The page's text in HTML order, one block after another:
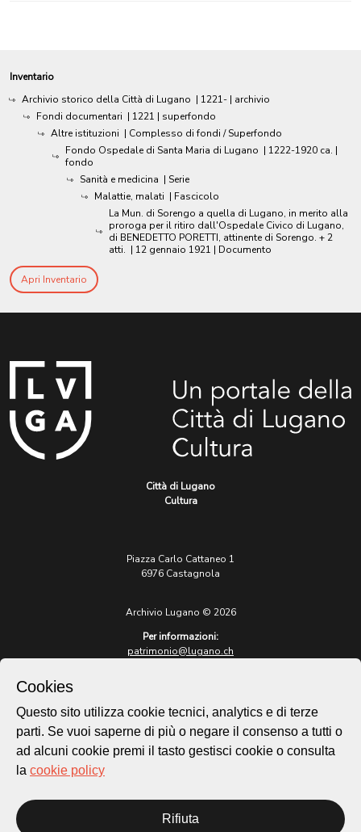
Inventario
Archivio storico della Città di Lugano | 1221- | archivio
Fondi documentari | 1221 | superfondo
Altre istituzioni | Complesso di fondi / Superfondo
Fondo Ospedale di Santa Maria di Lugano | 1222-1920 ca. |
fondo
Sanità e medicina | Serie
Malattie, malati | Fascicolo
La Mun. di Sorengo a quella di Lugano, in merito alla
proroga per il ritiro dall'Ospedale Civico di Lugano,
di BENEDETTO PORETTI, attinente di Sorengo. + 2
atti. | 12 gennaio 1921 | Documento
Apri Inventario
Città di Lugano
Cultura
Piazza Carlo Cattaneo 1
6976 Castagnola
Archivio Lugano © 2026
Per informazioni:
patrimonio@lugano.ch
lugano.ch
Cookie policy
Homepage
Temi
Cookies
Questo sito utilizza cookie tecnici, analytics e di terze
parti. Se vuoi saperne di più o negare il consenso a tutti o
ad alcuni cookie premi il tasto gestisci cookie o consulta
la cookie policy
Rifiuta